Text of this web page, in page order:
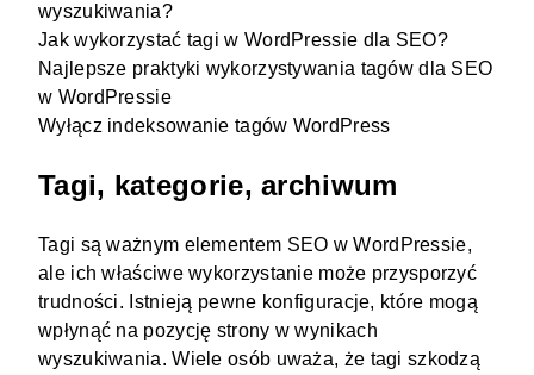
wyszukiwania?
Jak wykorzystać tagi w WordPressie dla SEO?
Najlepsze praktyki wykorzystywania tagów dla SEO
w WordPressie
Wyłącz indeksowanie tagów WordPress
Tagi, kategorie, archiwum
Tagi są ważnym elementem SEO w WordPressie,
ale ich właściwe wykorzystanie może przysporzyć
trudności. Istnieją pewne konfiguracje, które mogą
wpłynąć na pozycję strony w wynikach
wyszukiwania. Wiele osób uważa, że tagi szkodzą